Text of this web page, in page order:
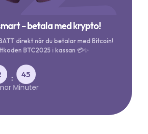
– betala med krypto!
direkt när du betalar med Bitcoin!
BTC2025 i kassan 💳✨
:
45
Minuter